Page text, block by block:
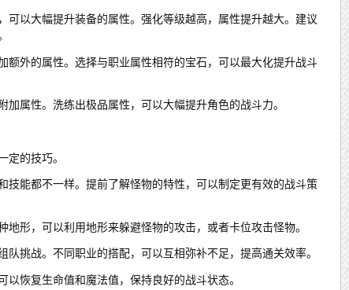
可以大幅提升装备的属性。强化等级越高，属性提升越大。建议
额外的属性。选择与职业属性相符的宝石，可以最大化提升战斗
属性。洗练出极品属性，可以大幅提升角色的战斗力。
定的技巧。
技能都不一样。提前了解怪物的特性，可以制定更有效的战斗策
形，可以利用地形来躲避怪物的攻击，或者卡位攻击怪物。
挑战。不同职业的搭配，可以互相弥补不足，提高通关效率。
恢复生命值和魔法值，保持良好的战斗状态。